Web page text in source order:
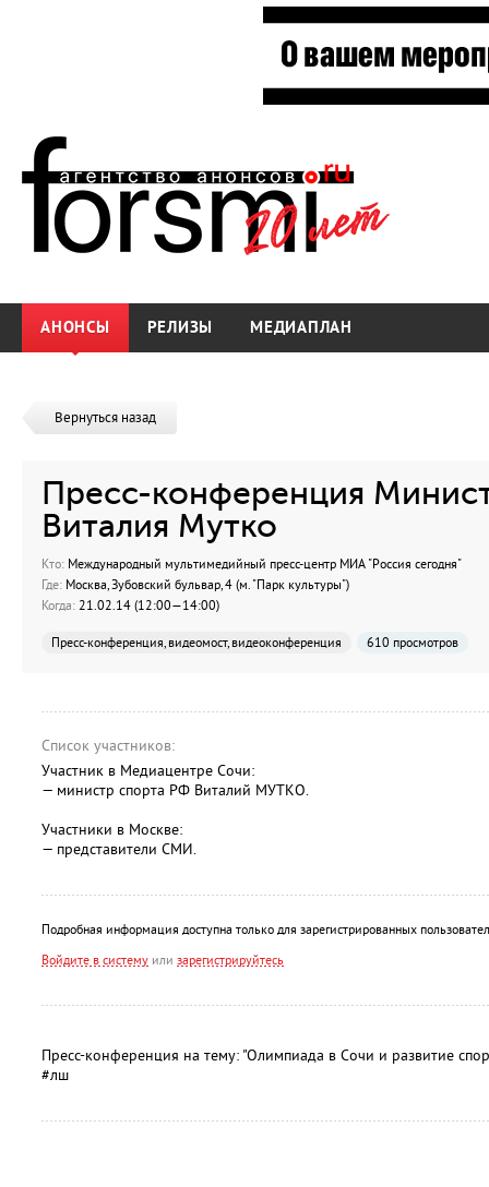
АНОНСЫ РЕЛИЗЫ МЕДИАПЛАН
Вернуться назад
Пресс-конференция
Виталия Мутко
Кто: Международный мультимедийный пресс-центр МИА "Россия сегодня"
Где: Москва, Зубовский бульвар, 4 (м. "Парк культуры")
Когда: 21.02.14 (12:00—14:00)
Пресс-конференция, видеомост, видеоконференция 610 просмотров
Список участников:
Участник в Медиацентре Сочи:
— министр спорта РФ Виталий МУТКО.
Участники в Москве:
— представители СМИ.
Подробная информация доступна только для зарегистрированных
Войдите в систему или зарегистрируйтесь
Пресс-конференция на тему: "Олимпиада в Сочи и развитие
#лш